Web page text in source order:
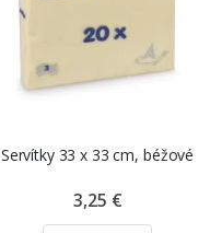
Servítky 33 x 33 cm, béžové
3,25 €